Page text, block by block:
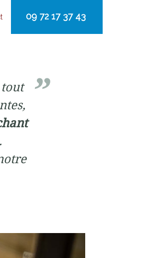
09 72 17 37 43